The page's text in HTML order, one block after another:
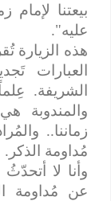
بيعتنا
عليه".
هذه الزيارة
العبارات
الشريفة.
والمندوبة
زماننا..
مُداومة الذكر.
وأنا لا
عن مُداومة